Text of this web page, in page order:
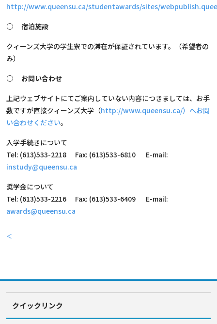
http://www.queensu.ca/studentawards/sites/
○ 宿泊施設
クィーンズ大学の学生寮での滞在が保証されています。（希望者の
み）
○ お問い合わせ
上記ウェブサイトにてご案内していない内容につきましては、お手
数ですが直接クィーンズ大学（http://www.queensu.ca/）へお問
い合わせください。
入学手続きについて
Tel: (613)533-2218 Fax: (613)533-6810 E-mail:
instudy@queensu.ca
奨学金について
Tel: (613)533-2216 Fax: (613)533-6409 E-mail:
awards@queensu.ca
＜
クイックリンク